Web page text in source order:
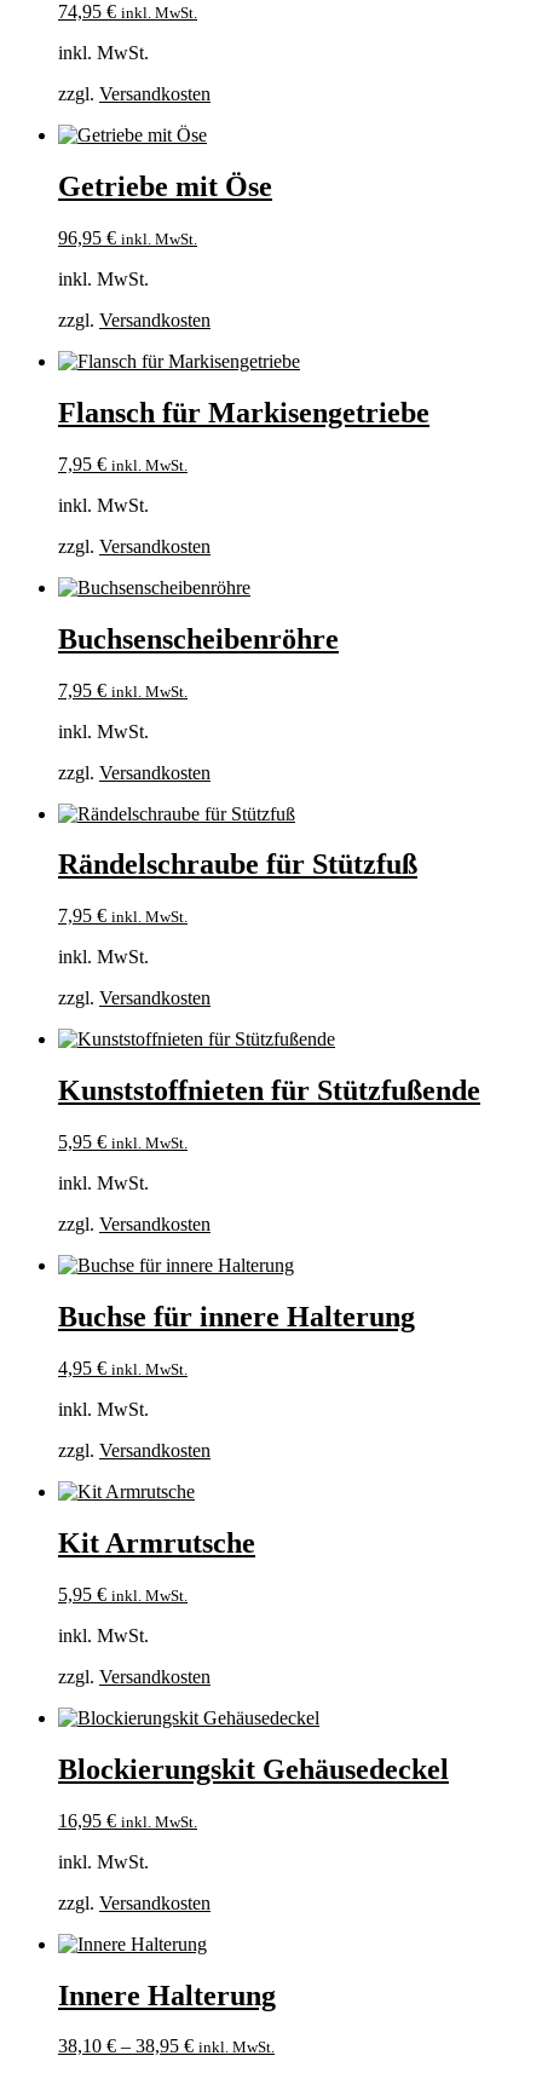
74,95 € inkl. MwSt.
inkl. MwSt.
zzgl. Versandkosten
Getriebe mit Öse
96,95 € inkl. MwSt.
inkl. MwSt.
zzgl. Versandkosten
Flansch für Markisengetriebe
7,95 € inkl. MwSt.
inkl. MwSt.
zzgl. Versandkosten
Buchsenscheibenröhre
7,95 € inkl. MwSt.
inkl. MwSt.
zzgl. Versandkosten
Rändelschraube für Stützfuß
7,95 € inkl. MwSt.
inkl. MwSt.
zzgl. Versandkosten
Kunststoffnieten für Stützfußende
5,95 € inkl. MwSt.
inkl. MwSt.
zzgl. Versandkosten
Buchse für innere Halterung
4,95 € inkl. MwSt.
inkl. MwSt.
zzgl. Versandkosten
Kit Armrutsche
5,95 € inkl. MwSt.
inkl. MwSt.
zzgl. Versandkosten
Blockierungskit Gehäusedeckel
16,95 € inkl. MwSt.
inkl. MwSt.
zzgl. Versandkosten
Innere Halterung
38,10 € – 38,95 € inkl. MwSt.